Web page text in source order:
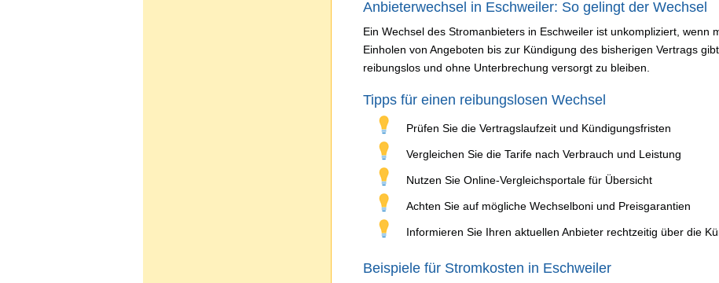
Anbieterwechsel in Eschweiler: So gelingt der Wechsel
Ein Wechsel des Stromanbieters in Eschweiler ist unkompliziert, wenn
Einholen von Angeboten bis zur Kündigung des bisherigen Vertrags
reibungslos und ohne Unterbrechung versorgt zu bleiben.
Tipps für einen reibungslosen Wechsel
Prüfen Sie die Vertragslaufzeit und Kündigungsfristen
Vergleichen Sie die Tarife nach Verbrauch und Leistung
Nutzen Sie Online-Vergleichsportale für Übersicht
Achten Sie auf mögliche Wechselboni und Preisgarantien
Informieren Sie Ihren aktuellen Anbieter rechtzeitig über die
Beispiele für Stromkosten in Eschweiler